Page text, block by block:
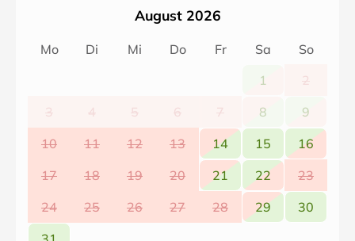
August 2026
Mo Di Mi Do Fr Sa
So
1
2
3
4 5 6 7 8
9
10
11 12 13 14 15
16
17
18 19 20 21 22
23
24
25 26 27 28 29
30